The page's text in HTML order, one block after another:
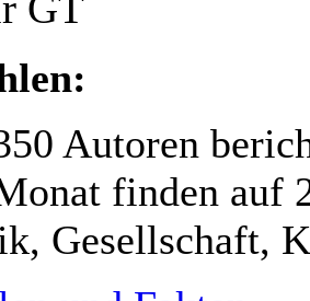
Autoren
finden auf
Gesellschaft,